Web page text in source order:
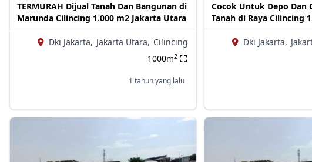
TERMURAH Dijual Tanah Dan Bangunan di
Marunda Cilincing 1.000 m2 Jakarta Utara
Dki Jakarta, Jakarta Utara, Cilincing
1000m2
1 tahun yang lalu
Cocok Untuk Depo Dan
Tanah di Raya Cilincing
Dki Jakarta,